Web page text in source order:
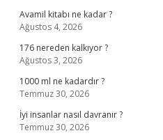
Avamil kitabı ne kadar ?
Ağustos 4, 2026
176 nereden kalkıyor ?
Ağustos 3, 2026
1000 ml ne kadardır ?
Temmuz 30, 2026
İyi insanlar nasıl davranır ?
Temmuz 30, 2026